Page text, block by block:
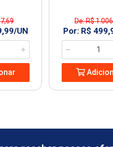
UN
De: R$
Por: R$